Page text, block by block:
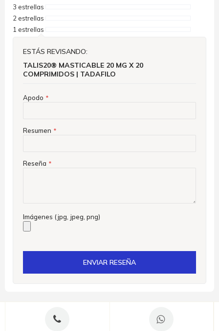
3 estrellas
2 estrellas
1 estrellas
ESTÁS REVISANDO:
TALIS20® MASTICABLE 20 MG X 20
COMPRIMIDOS | TADAFILO
Apodo
Resumen
Reseña
Imágenes (jpg, jpeg, png)
ENVIAR RESEÑA